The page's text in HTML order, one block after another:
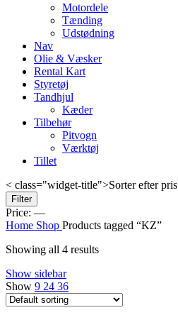
Motordele
Tænding
Udstødning
Nav
Olie & Væsker
Rental Kart
Styretøj
Tandhjul
Kæder
Tilbehør
Pitvogn
Værktøj
Tillet
< class="widget-title">Sorter efter pris
Min
price
Max
price
Filter
Price: —
Home Shop Products tagged “KZ”
Showing all 4 results
Show sidebar
Show 9 24 36